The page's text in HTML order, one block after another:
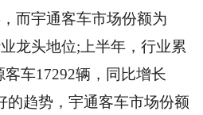
而宇通客车市场份额为
龙头地位;上半年，行业累
车17292辆，同比增长
的趋势，宇通客车市场份额